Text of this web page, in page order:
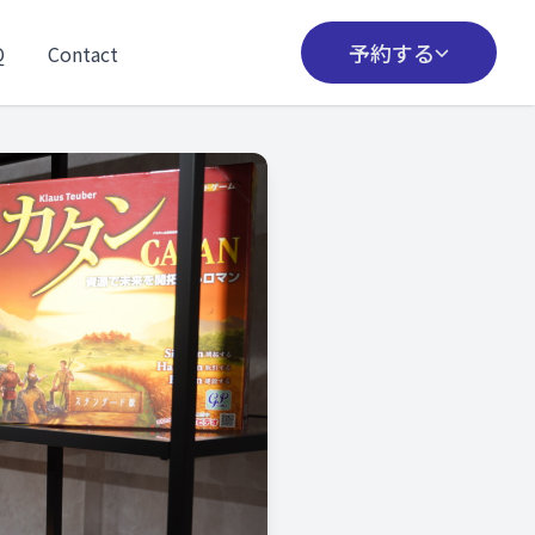
Contact 予約する